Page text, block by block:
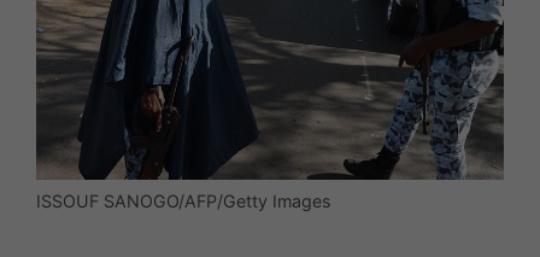
ISSOUF SANOGO/AFP/Getty Images